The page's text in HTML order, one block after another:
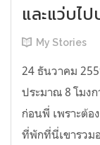
และแว่บไ
My Stories
24 ธันวาคม
ประมาณ 8 โมง
ก่อนพี่ เพราะต้อ
ที่พักที่นี่เขารวม